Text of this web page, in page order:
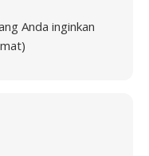
Anda inginkan